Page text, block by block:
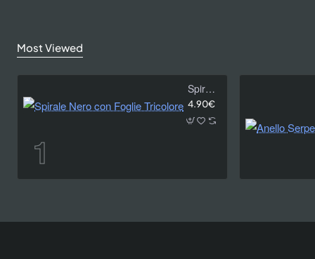
Most Viewed
Spirale Nero con Foglie Tricolore
4.90€